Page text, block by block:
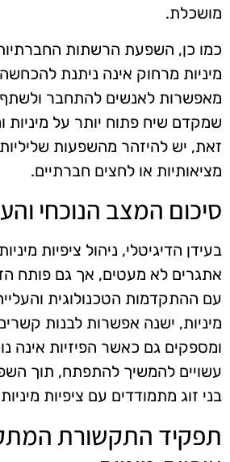
מושכלת.
כמו כן, השפעת הרשתות החברתיות
מיניות מרחוק אינה ניתנת
מאפשרות לאנשים להתחבר ולשתף
שמקדם שיח פתוח יותר על מיניות
זאת, יש להיזהר מהשפעות
מציאותיות או לחצים חברתיים.
סיכום המצב הנוכחי
בעידן הדיגיטלי, ניהול ציפיות
אתגרים לא מעטים, אך גם פותח
עם ההתקדמות הטכנולוגית
מיניות, ישנה אפשרות לבנות
ומספקים גם כאשר הפיזיות אינה
עשויים להמשיך להתפתח, תוך
בני זוג מתמודדים עם ציפיות
תפקיד התקשורת